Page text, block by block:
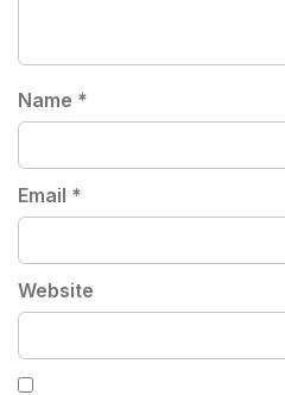
Name *
Email *
Website